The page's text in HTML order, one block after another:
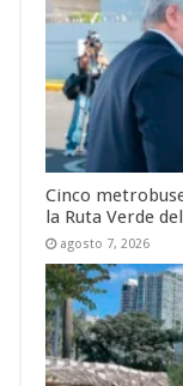
Cinco
la Ruta Verde
agosto 7, 2026